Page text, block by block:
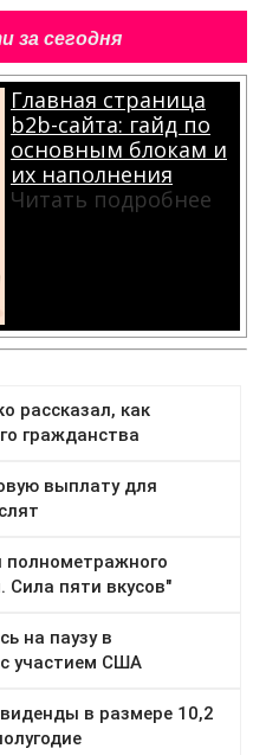
за сегодня
Главная страница
b2b-сайта: гайд по
основным блокам и
их наполнения
Читать подробнее